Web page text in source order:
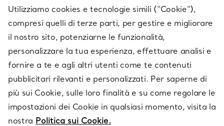
SU TIFFANY & CO.
LEGALE
SEGUICI
Utilizziamo cookies e tecnologie simili (“Cookie”),
compresi quelli di terze parti, per gestire e migliorare
il nostro sito, potenziarne le funzionalità,
personalizzare la tua esperienza, effettuare analisi e
fornire a te e agli altri utenti come te contenuti
pubblicitari rilevanti e personalizzati. Per saperne di
più sui Cookie, sulle loro finalità e su come regolare le
impostazioni dei Cookie in qualsiasi momento, visita la
nostra Politica sui Cookie.